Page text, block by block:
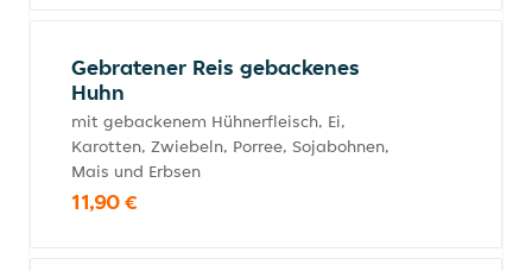
Gebratener Reis gebackenes
Huhn
mit gebackenem Hühnerfleisch, Ei,
Karotten, Zwiebeln, Porree, Sojabohnen,
Mais und Erbsen
11,90 €